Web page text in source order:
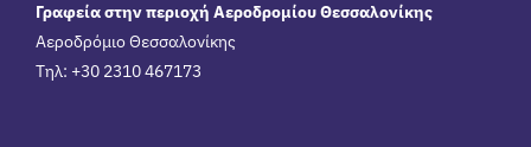
Γραφεία στην περιοχή Αεροδρομίου Θεσσαλονίκης
Αεροδρόμιο Θεσσαλονίκης
Τηλ: +30 2310 467173